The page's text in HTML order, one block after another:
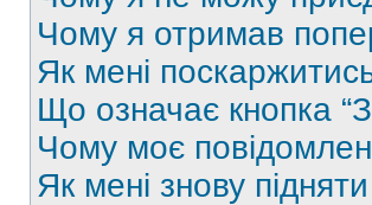
Чому я отримав
Як мені
Що означає кнопка
Чому моє
Як мені знову